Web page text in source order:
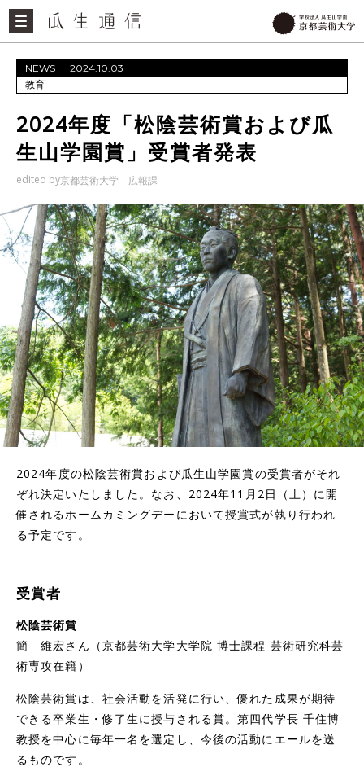
NEWS 2024.10.03
教育
2024年度「松陰芸術賞および瓜
生山学園賞」受賞者発表
edited by京都芸術大学 広報課
2024年度の松陰芸術賞および瓜生山学園賞の受賞者がそれ
ぞれ決定いたしました。なお、2024年11月2日（土）に開
催されるホームカミングデーにおいて授賞式が執り行われ
る予定です。
受賞者
松陰芸術賞
簡 維宏さん（京都芸術大学大学院 博士課程 芸術研究科芸
術専攻在籍）
松陰芸術賞は、社会活動を活発に行い、優れた成果が期待
できる卒業生・修了生に授与される賞。第四代学長 千住博
教授を中心に毎年一名を選定し、今後の活動にエールを送
るものです。